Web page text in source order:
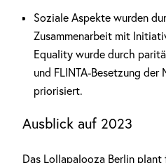
Soziale Aspekte wurden
Zusammenarbeit mit
Equality wurde durch
und FLINTA-Besetzung der
priorisiert.
Ausblick auf 2023
Das Lollapalooza Berlin